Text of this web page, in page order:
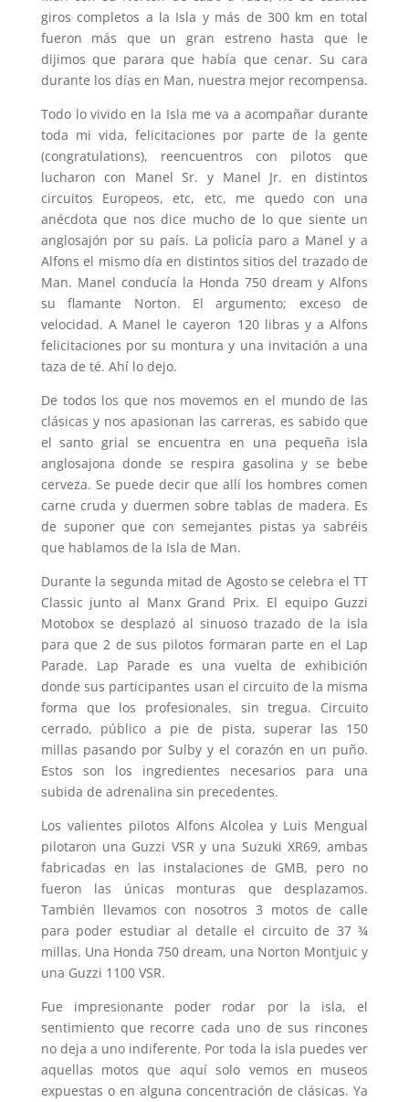
giros completos a la Isla y más de 300 km en total
fueron más que un gran estreno hasta que le
dijimos que parara que había que cenar. Su cara
durante los días en Man, nuestra mejor recompensa.
Todo lo vivido en la Isla me va a acompañar durante
toda mi vida, felicitaciones por parte de la gente
(congratulations), reencuentros con pilotos que
lucharon con Manel Sr. y Manel Jr. en distintos
circuitos Europeos, etc, etc, me quedo con una
anécdota que nos dice mucho de lo que siente un
anglosajón por su país. La policía paro a Manel y a
Alfons el mismo día en distintos sitios del trazado de
Man. Manel conducía la Honda 750 dream y Alfons
su flamante Norton. El argumento; exceso de
velocidad. A Manel le cayeron 120 libras y a Alfons
felicitaciones por su montura y una invitación a una
taza de té. Ahí lo dejo.
De todos los que nos movemos en el mundo de las
clásicas y nos apasionan las carreras, es sabido que
el santo grial se encuentra en una pequeña isla
anglosajona donde se respira gasolina y se bebe
cerveza. Se puede decir que allí los hombres comen
carne cruda y duermen sobre tablas de madera. Es
de suponer que con semejantes pistas ya sabréis
que hablamos de la Isla de Man.
Durante la segunda mitad de Agosto se celebra el TT
Classic junto al Manx Grand Prix. El equipo Guzzi
Motobox se desplazó al sinuoso trazado de la isla
para que 2 de sus pilotos formaran parte en el Lap
Parade. Lap Parade es una vuelta de exhibición
donde sus participantes usan el circuito de la misma
forma que los profesionales, sin tregua. Circuito
cerrado, público a pie de pista, superar las 150
millas pasando por Sulby y el corazón en un puño.
Estos son los ingredientes necesarios para una
subida de adrenalina sin precedentes.
Los valientes pilotos Alfons Alcolea y Luis Mengual
pilotaron una Guzzi VSR y una Suzuki XR69, ambas
fabricadas en las instalaciones de GMB, pero no
fueron las únicas monturas que desplazamos.
También llevamos con nosotros 3 motos de calle
para poder estudiar al detalle el circuito de 37 ¾
millas. Una Honda 750 dream, una Norton Montjuic y
una Guzzi 1100 VSR.
Fue impresionante poder rodar por la isla, el
sentimiento que recorre cada uno de sus rincones
no deja a uno indiferente. Por toda la isla puedes ver
aquellas motos que aquí solo vemos en museos
expuestas o en alguna concentración de clásicas. Ya